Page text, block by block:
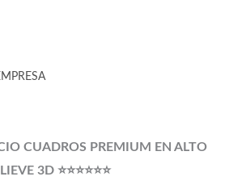
CUADROS PREMIUM EN ALTO
3D ⭐⭐⭐⭐⭐⭐